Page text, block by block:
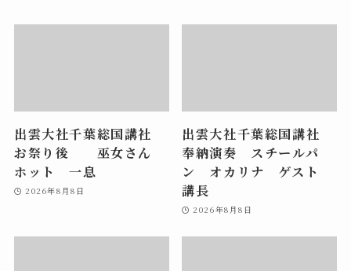
出雲大社千葉総国講社
お祭り後 巫女さん
ホット 一息
2026年8月8日
出雲大社千葉総国講社
奉納演奏 スチールパ
ン オカリナ ゲスト
講長
2026年8月8日